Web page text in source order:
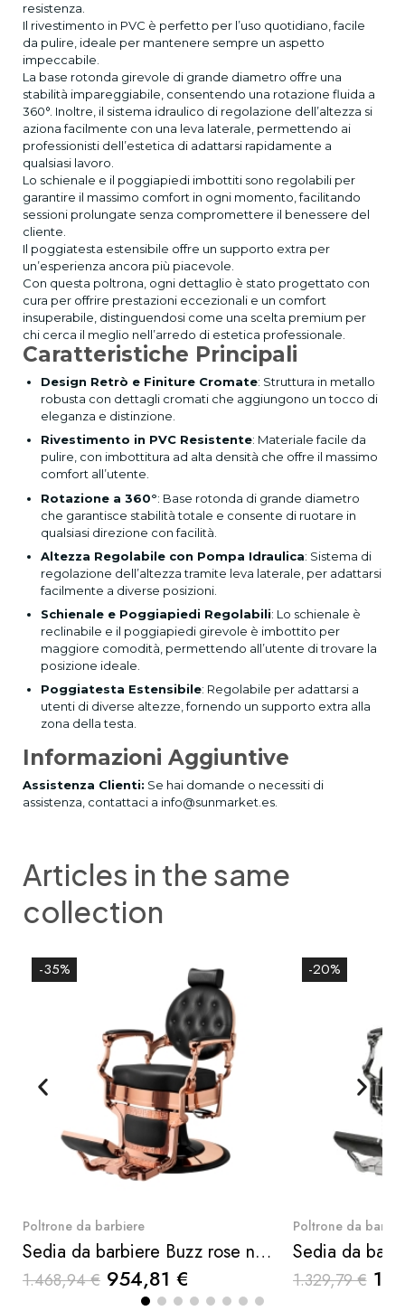
resistenza.
Il rivestimento in PVC è perfetto per l’uso quotidiano, facile
da pulire, ideale per mantenere sempre un aspetto
impeccabile.
La base rotonda girevole di grande diametro offre una
stabilità impareggiabile, consentendo una rotazione fluida a
360°. Inoltre, il sistema idraulico di regolazione dell’altezza si
aziona facilmente con una leva laterale, permettendo ai
professionisti dell’estetica di adattarsi rapidamente a
qualsiasi lavoro.
Lo schienale e il poggiapiedi imbottiti sono regolabili per
garantire il massimo comfort in ogni momento, facilitando
sessioni prolungate senza compromettere il benessere del
cliente.
Il poggiatesta estensibile offre un supporto extra per
un’esperienza ancora più piacevole.
Con questa poltrona, ogni dettaglio è stato progettato con
cura per offrire prestazioni eccezionali e un comfort
insuperabile, distinguendosi come una scelta premium per
chi cerca il meglio nell’arredo di estetica professionale.
Caratteristiche Principali
Design Retrò e Finiture Cromate: Struttura in metallo
robusta con dettagli cromati che aggiungono un tocco di
eleganza e distinzione.
Rivestimento in PVC Resistente: Materiale facile da
pulire, con imbottitura ad alta densità che offre il massimo
comfort all’utente.
Rotazione a 360°: Base rotonda di grande diametro
che garantisce stabilità totale e consente di ruotare in
qualsiasi direzione con facilità.
Altezza Regolabile con Pompa Idraulica: Sistema di
regolazione dell’altezza tramite leva laterale, per adattarsi
facilmente a diverse posizioni.
Schienale e Poggiapiedi Regolabili: Lo schienale è
reclinabile e il poggiapiedi girevole è imbottito per
maggiore comodità, permettendo all’utente di trovare la
posizione ideale.
Poggiatesta Estensibile: Regolabile per adattarsi a
utenti di diverse altezze, fornendo un supporto extra alla
zona della testa.
Informazioni Aggiuntive
Assistenza Clienti: Se hai domande o necessiti di
assistenza, contattaci a info@sunmarket.es
Articles in the same
collection
Quick View
-35%
Poltrone da barbiere
Sedia da barbiere Buzz rose nera Weelko
1.468,94 € 954,81 €
-20%
Poltrone da
Sedia da
1.329,79 €